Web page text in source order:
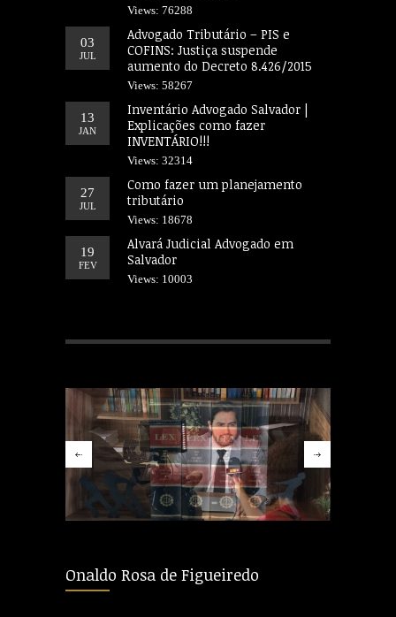
Views: 76288
03
JUL
Advogado Tributário – PIS e
COFINS: Justiça suspende
aumento do Decreto 8.426/2015
Views: 58267
13
JAN
Inventário Advogado Salvador |
Explicações como fazer
INVENTÁRIO!!!
Views: 32314
27
JUL
Como fazer um planejamento
tributário
Views: 18678
19
FEV
Alvará Judicial Advogado em
Salvador
Views: 10003
Onaldo Rosa de Figueiredo